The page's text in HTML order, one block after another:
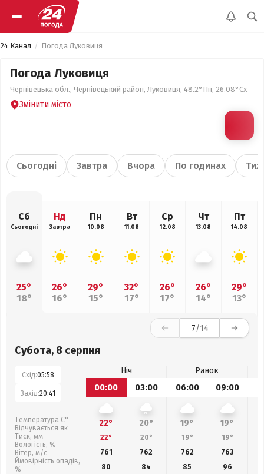
24 Канал Погода Луковиця
Погода Луковиця
Чернівецька обл., Чернівецький район, Луковиця, 48.2°Пн, 26.08°Сх
Змінити місто
Сьогодні Завтра Вчора По годинах
Сб
Сьогодні
25°
18°
Нд
Завтра
26°
16°
Пн
10.08
29°
15°
Вт
11.08
32°
17°
Ср
12.08
26°
17°
Чт
13.08
26°
14°
Пт
14.08
29°
13°
7/14
Субота, 8 серпня
Схід:05:58
Захід:20:41
Температура С°
Відчувається як
Тиск, мм
Вологість, %
Вітер, м/с
Ймовірність опадів,
%
Ніч
Ранок
00:00
03:00 06:00 09:00
22° 20° 19° 19°
22° 20° 19° 19°
761
762 762 763
80
84 85 96